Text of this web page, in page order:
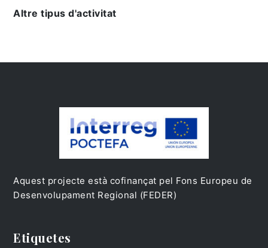
Altre tipus d'activitat
Aquest projecte està cofinançat pel Fons Europeu de
Desenvolupament Regional (FEDER)
Etiquetes